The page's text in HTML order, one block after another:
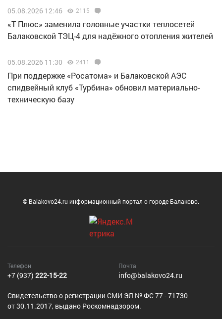
05.08.2026 12:46 2115
«Т Плюс» заменила головные участки теплосетей
Балаковской ТЭЦ-4 для надёжного отопления жителей
05.08.2026 11:30 2411
При поддержке «Росатома» и Балаковской АЭС
спидвейный клуб «Турбина» обновил материально-
техническую базу
© Balakovo24.ru информационный портал о городе Балаково.
Телефон
+7 (937) 222-15-22
Почта
info@balakovo24.ru
Cвидетельство о регистрации СМИ ЭЛ № ФС 77 - 71730
от 30.11.2017, выдано Роскомнадзором.